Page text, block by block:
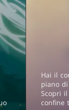
Hai il
piano
Scopri
confine